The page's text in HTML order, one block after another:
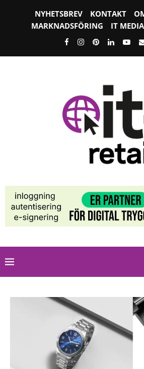
NYHETSBREV KONTAKT
MARKNADSFÖRING
IT